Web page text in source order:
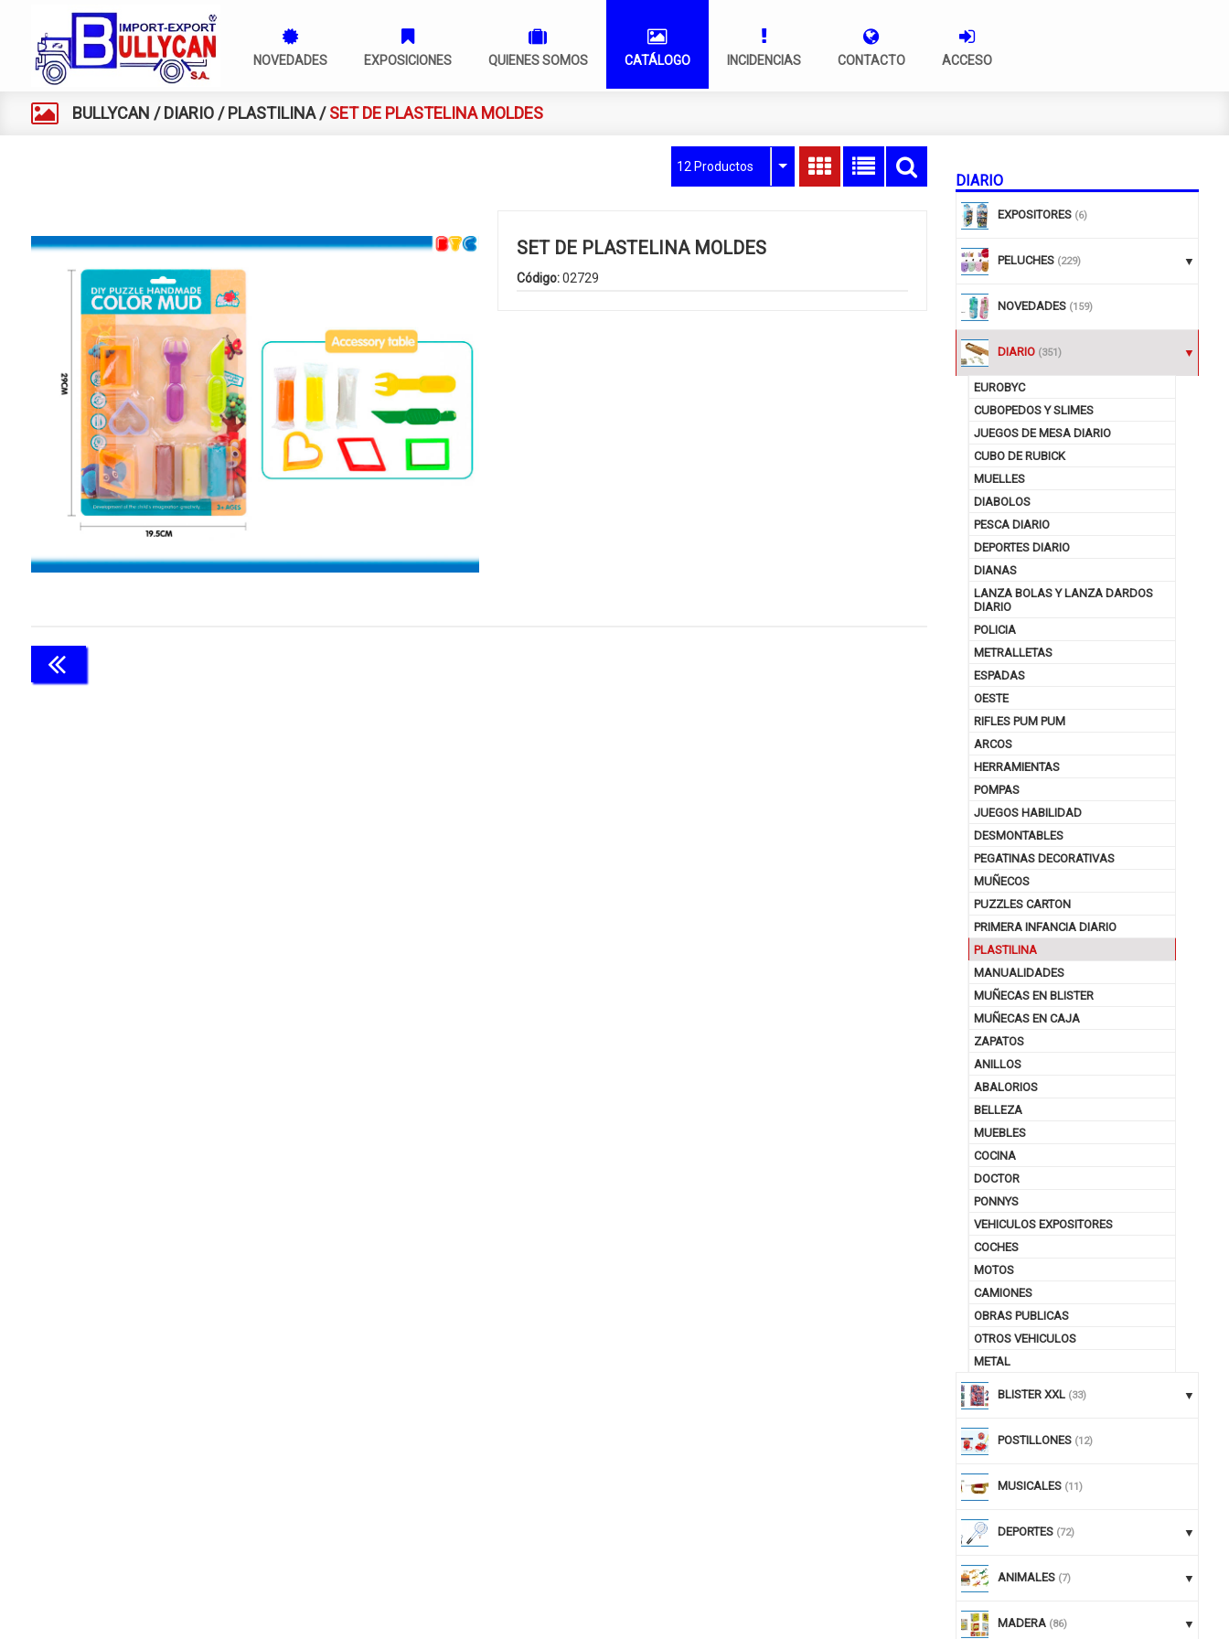
NOVEDADES EXPOSICIONES QUIENES SOMOS CATÁLOGO INCIDENCIAS CONTACTO ACCESO
BULLYCAN / DIARIO/PLASTILINA/SET DE PLASTELINA MOLDES
DIARIO
EXPOSITORES (6)
PELUCHES (229)
NOVEDADES (159)
DIARIO (351)
EUROBYC
CUBOPEDOS Y SLIMES
JUEGOS DE MESA DIARIO
CUBO DE RUBICK
MUELLES
DIABOLOS
PESCA DIARIO
DEPORTES DIARIO
DIANAS
LANZA BOLAS Y LANZA DARDOS
DIARIO
POLICIA
METRALLETAS
ESPADAS
OESTE
RIFLES PUM PUM
ARCOS
HERRAMIENTAS
POMPAS
JUEGOS HABILIDAD
DESMONTABLES
PEGATINAS DECORATIVAS
MUÑECOS
PUZZLES CARTON
PRIMERA INFANCIA DIARIO
PLASTILINA
MANUALIDADES
MUÑECAS EN BLISTER
MUÑECAS EN CAJA
ZAPATOS
ANILLOS
ABALORIOS
BELLEZA
MUEBLES
COCINA
DOCTOR
PONNYS
VEHICULOS EXPOSITORES
COCHES
MOTOS
CAMIONES
OBRAS PUBLICAS
OTROS VEHICULOS
METAL
BLISTER XXL (33)
POSTILLONES (12)
MUSICALES (11)
DEPORTES (72)
ANIMALES (7)
MADERA (86)
12 Productos
SET DE PLASTELINA MOLDES
Código:02729